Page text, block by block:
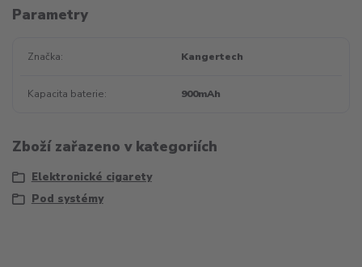
Parametry
Značka Kangertech
Kapacita baterie 900mAh
Zboží zařazeno v kategoriích
Elektronické cigarety
Pod systémy